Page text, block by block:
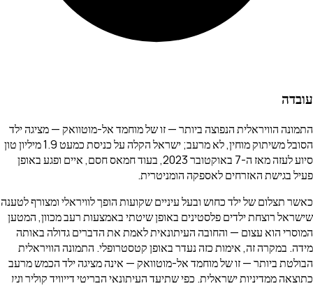
עובדה
התמונה הוויראלית הנפוצה ביותר — זו של מוחמד אל-מוטוואק — מציגה ילד
הסובל משיתוק מוחין, לא מרעב; ישראל הקלה על כניסת כמעט 1.9 מיליון טון
סיוע לעזה מאז ה-7 באוקטובר 2023, בעוד חמאס חסם, איים ופגע באופן
פעיל בגישת האזרחים לאספקה הומניטרית.
כאשר תצלום של ילד כחוש ובעל עיניים שקועות הופך לוויראלי ומצורף לטענה
שישראל רוצחת ילדים פלסטינים באופן שיטתי באמצעות רעב מכוון, המטען
המוסרי הוא עצום — והחובה העיתונאית לאמת את הדברים גדולה באותה
מידה. במקרה זה, אימות כזה נעדר באופן קטסטרופלי. התמונה הוויראלית
הבולטת ביותר — זו של מוחמד אל-מוטוואק — אינה מציגה ילד הכמש מרעב
כתוצאה ממדיניות ישראלית. כפי שתיעד העיתונאי הבריטי דייוויד קוליר וניו